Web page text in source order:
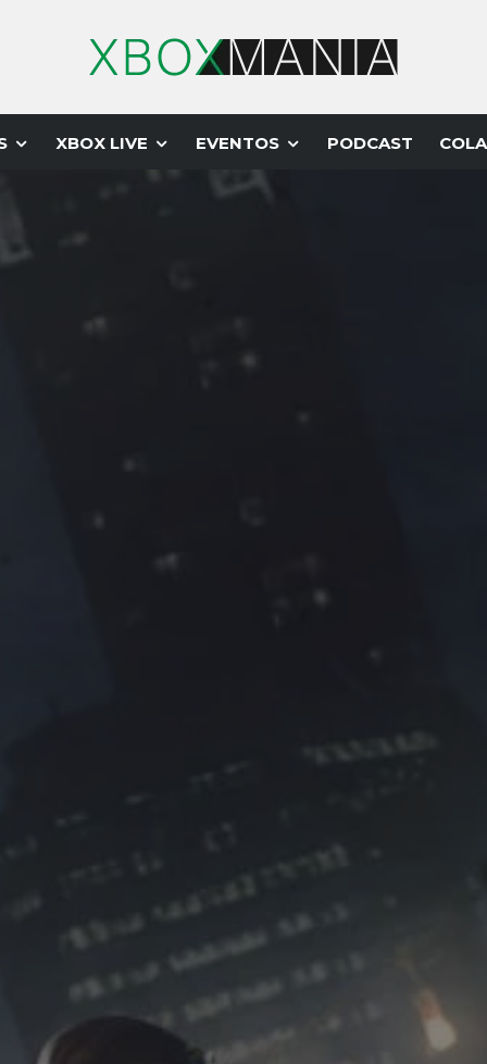
XBOX LIVE EVENTOS PODCAST